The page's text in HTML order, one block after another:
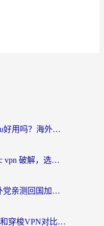
ChickCN和Unblock Youku好用吗？海外党亲测3款回国加速器，附iOS免费选择指南
海外党避坑指南：告别pc vpn 破解，选对回国加速器轻松访问国内资源
穿梭和海龟哪个好？海外党亲测回国加速器，附电脑免费VPN推荐
Quickback VPN好用吗？和穿梭VPN对比哪个回国效果更好？海外党必看的真实测评与选择指南